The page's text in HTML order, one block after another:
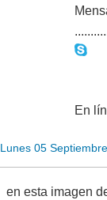
En
Lunes 05
en esta imagen